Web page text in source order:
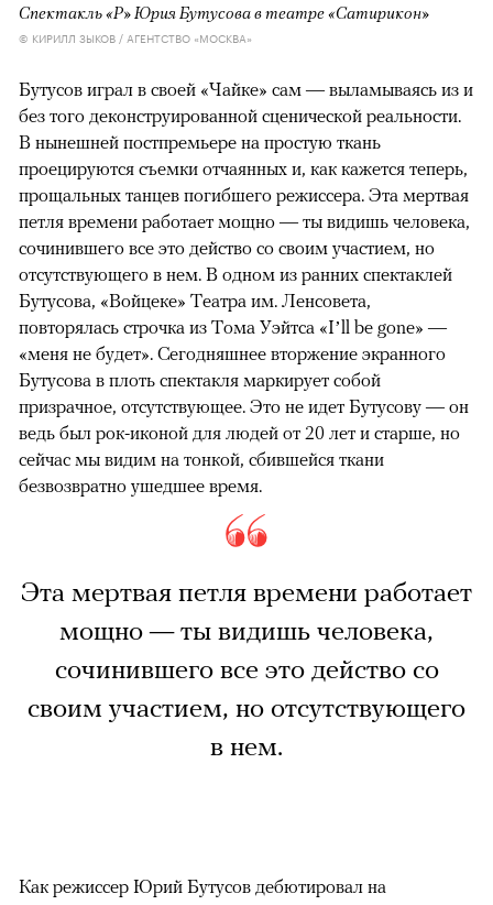
Спектакль «Р» Юрия Бутусова в театре «Сатирикон»
© КИРИЛЛ ЗЫКОВ / АГЕНТСТВО «МОСКВА»
Бутусов играл в своей «Чайке» сам — выламываясь из и
без того деконструированной сценической реальности.
В нынешней постпремьере на простую ткань
проецируются съемки отчаянных и, как кажется теперь,
прощальных танцев погибшего режиссера. Эта мертвая
петля времени работает мощно — ты видишь человека,
сочинившего все это действо со своим участием, но
отсутствующего в нем. В одном из ранних спектаклей
Бутусова, «Войцеке» Театра им. Ленсовета,
повторялась строчка из Тома Уэйтса «I’ll be gone» —
«меня не будет». Сегодняшнее вторжение экранного
Бутусова в плоть спектакля маркирует собой
призрачное, отсутствующее. Это не идет Бутусову — он
ведь был рок-иконой для людей от 20 лет и старше, но
сейчас мы видим на тонкой, сбившейся ткани
безвозвратно ушедшее время.
Эта мертвая петля времени работает
мощно — ты видишь человека,
сочинившего все это действо со
своим участием, но отсутствующего
в нем.
Как режиссер Юрий Бутусов дебютировал на